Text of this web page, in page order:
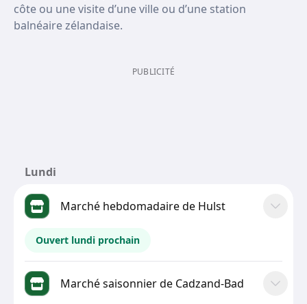
côte ou une visite d’une ville ou d’une station
balnéaire zélandaise.
PUBLICITÉ
Lundi
Marché hebdomadaire de Hulst
Ouvert lundi prochain
Marché saisonnier de Cadzand-Bad